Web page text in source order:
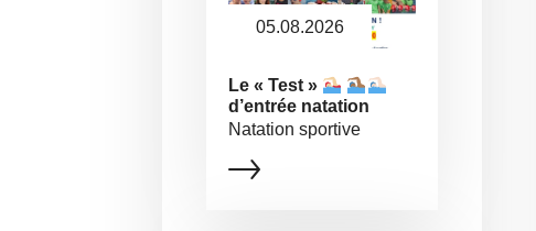
05.08.2026
Le « Test »
d’entrée natation
Natation sportive